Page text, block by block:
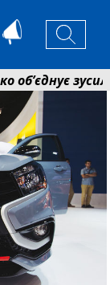
млрд грн на